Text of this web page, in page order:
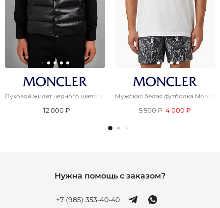
Пуховой жилет чёрного цвета Moncler logo-patch
12 000 ₽
Мужская белая футболка
5 500 ₽ 4 000 ₽
Нужна помощь с заказом?
+7 (985) 353-40-40